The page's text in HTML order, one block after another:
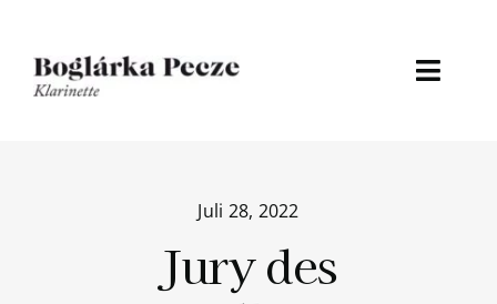
springen
Juli 28, 2022
Jury des